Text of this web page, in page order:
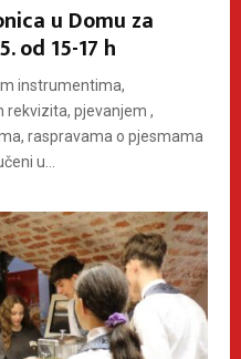
u Domu za
od 15-17 h
instrumentima,
rekvizita, pjevanjem ,
raspravama o pjesmama
u...